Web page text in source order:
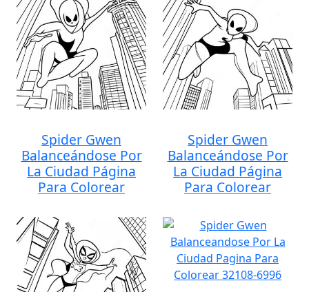
Spider Gwen
Balanceándose Por
La Ciudad Página
Para Colorear
Spider Gwen
Balanceándose Por
La Ciudad Página
Para Colorear